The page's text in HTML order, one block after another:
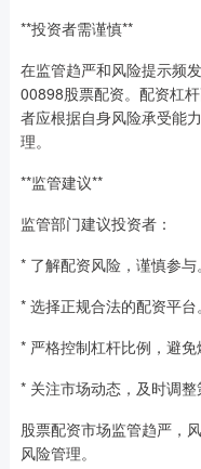
**投资者需谨慎**
在监管趋严和风险提示频
00898股票配资。配资杠
者应根据自身风险承受能
理。
**监管建议**
监管部门建议投资者：
* 了解配资风险，谨慎参与。
* 选择正规合法的配资平台。
* 严格控制杠杆比例，避免
* 关注市场动态，及时调整
股票配资市场监管趋严，
风险管理。